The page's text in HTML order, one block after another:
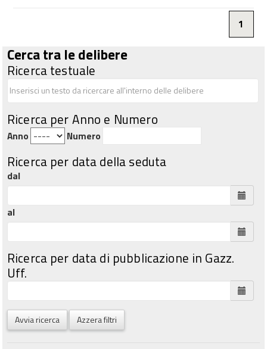
1
Cerca tra le delibere
Ricerca testuale
Ricerca per Anno e Numero
Anno Numero
Ricerca per data della seduta
dal
al
Ricerca per data di pubblicazione in Gazz.
Uff.
Avvia ricerca Azzera filtri